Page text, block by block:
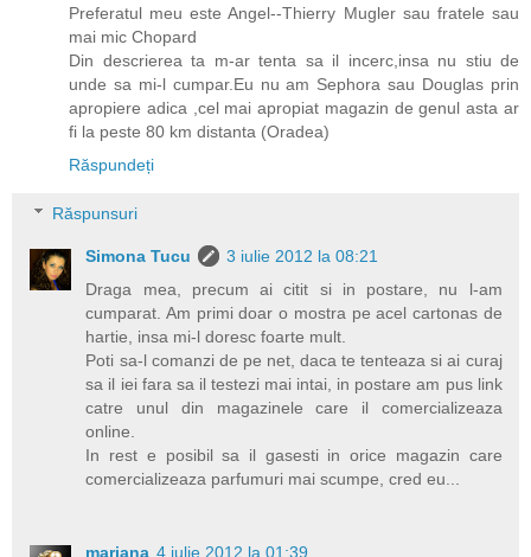
Preferatul meu este Angel--Thierry Mugler sau fratele sau
mai mic Chopard
Din descrierea ta m-ar tenta sa il incerc,insa nu stiu de
unde sa mi-l cumpar.Eu nu am Sephora sau Douglas prin
apropiere adica ,cel mai apropiat magazin de genul asta ar
fi la peste 80 km distanta (Oradea)
Răspundeți
Răspunsuri
Simona Tucu
3 iulie 2012 la 08:21
Draga mea, precum ai citit si in postare, nu l-am
cumparat. Am primi doar o mostra pe acel cartonas de
hartie, insa mi-l doresc foarte mult.
Poti sa-l comanzi de pe net, daca te tenteaza si ai curaj
sa il iei fara sa il testezi mai intai, in postare am pus link
catre unul din magazinele care il comercializeaza
online.
In rest e posibil sa il gasesti in orice magazin care
comercializeaza parfumuri mai scumpe, cred eu...
mariana 4 iulie 2012 la 01:39